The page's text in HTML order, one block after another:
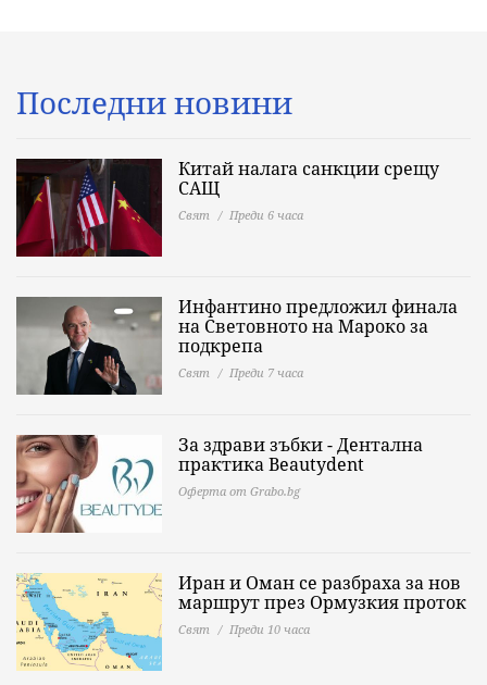
Последни новини
Китай налага санкции срещу
САЩ
Свят Преди 6 часа
Инфантино предложил финала
на Световното на Мароко за
подкрепа
Свят Преди 7 часа
За здрави зъбки - Дентална
практика Beautydent
Оферта от Grabo.bg
Иран и Оман се разбраха за нов
маршрут през Ормузкия проток
Свят Преди 10 часа